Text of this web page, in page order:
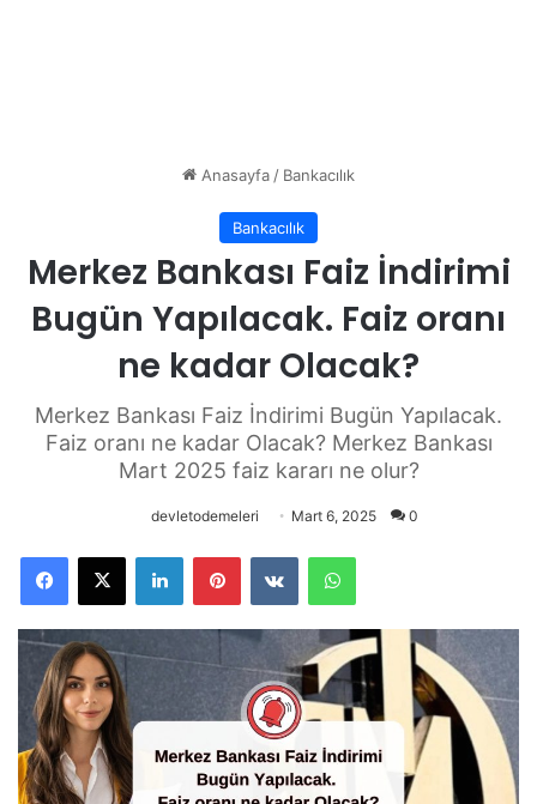
Anasayfa/ Bankacılık
Bankacılık
Merkez Bankası Faiz İndirimi
Bugün Yapılacak. Faiz oranı
ne kadar Olacak?
Merkez Bankası Faiz İndirimi Bugün Yapılacak.
Faiz oranı ne kadar Olacak? Merkez Bankası
Mart 2025 faiz kararı ne olur?
devletodemeleri Mart 6, 2025 0